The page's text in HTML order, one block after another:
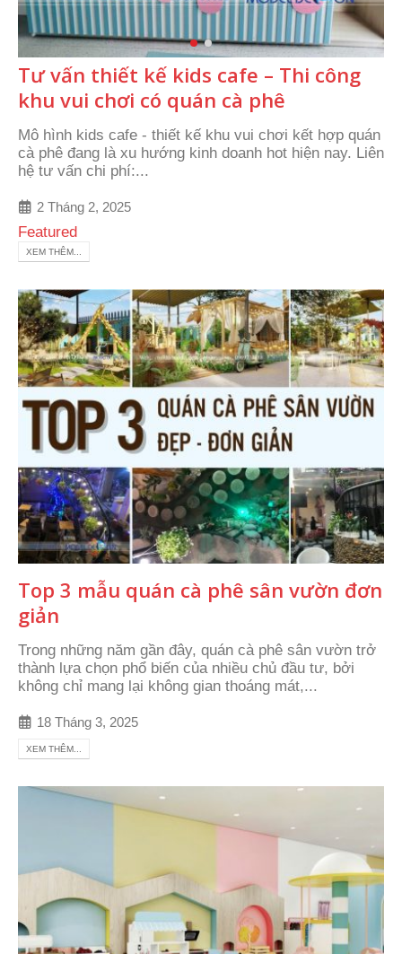
Tư vấn thiết kế kids cafe – Thi công
khu vui chơi có quán cà phê
Mô hình kids cafe - thiết kế khu vui chơi kết hợp quán
cà phê đang là xu hướng kinh doanh hot hiện nay. Liên
hệ tư vấn chi phí:...
2 Tháng 2, 2025
Featured
XEM THÊM...
Top 3 mẫu quán cà phê sân vườn đơn
giản
Trong những năm gần đây, quán cà phê sân vườn trở
thành lựa chọn phổ biến của nhiều chủ đầu tư, bởi
không chỉ mang lại không gian thoáng mát,...
18 Tháng 3, 2025
XEM THÊM...